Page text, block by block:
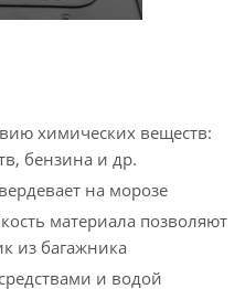
химических веществ:
бензина и др.
на морозе
материала позволяют
из багажника
и водой